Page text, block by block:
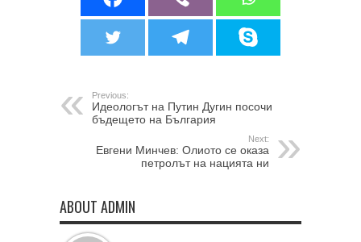
Previous:
Идеологът на Путин Дугин посочи
бъдещето на България
Next:
Евгени Минчев: Олиото се оказа
петролът на нацията ни
ABOUT ADMIN